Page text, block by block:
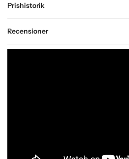
Prishistorik
Recensioner